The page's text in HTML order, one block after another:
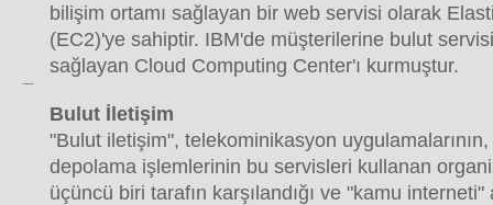
bilişim ortamı sağlayan bir web servisi olarak
(EC2)'ye sahiptir. IBM'de müşterilerine bulut
sağlayan Cloud Computing Center'ı kurmuştur.
Bulut İletişim
"Bulut iletişim", telekominikasyon
depolama işlemlerinin bu servisleri kullanan
üçüncü biri tarafın karşılandığı ve "kamu interneti"